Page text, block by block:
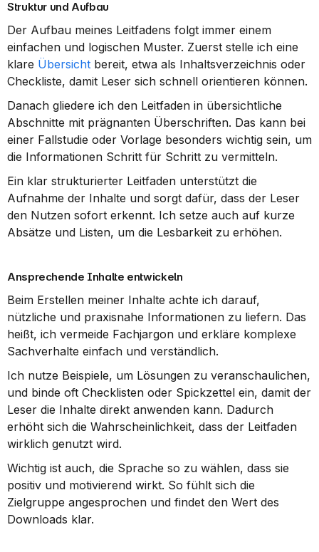
Struktur und Aufbau
Der Aufbau meines Leitfadens folgt immer einem
einfachen und logischen Muster. Zuerst stelle ich eine
klare Übersicht bereit, etwa als Inhaltsverzeichnis oder
Checkliste, damit Leser sich schnell orientieren können.
Danach gliedere ich den Leitfaden in übersichtliche
Abschnitte mit prägnanten Überschriften. Das kann bei
einer Fallstudie oder Vorlage besonders wichtig sein, um
die Informationen Schritt für Schritt zu vermitteln.
Ein klar strukturierter Leitfaden unterstützt die
Aufnahme der Inhalte und sorgt dafür, dass der Leser
den Nutzen sofort erkennt. Ich setze auch auf kurze
Absätze und Listen, um die Lesbarkeit zu erhöhen.
Ansprechende Inhalte entwickeln
Beim Erstellen meiner Inhalte achte ich darauf,
nützliche und praxisnahe Informationen zu liefern. Das
heißt, ich vermeide Fachjargon und erkläre komplexe
Sachverhalte einfach und verständlich.
Ich nutze Beispiele, um Lösungen zu veranschaulichen,
und binde oft Checklisten oder Spickzettel ein, damit der
Leser die Inhalte direkt anwenden kann. Dadurch
erhöht sich die Wahrscheinlichkeit, dass der Leitfaden
wirklich genutzt wird.
Wichtig ist auch, die Sprache so zu wählen, dass sie
positiv und motivierend wirkt. So fühlt sich die
Zielgruppe angesprochen und findet den Wert des
Downloads klar.